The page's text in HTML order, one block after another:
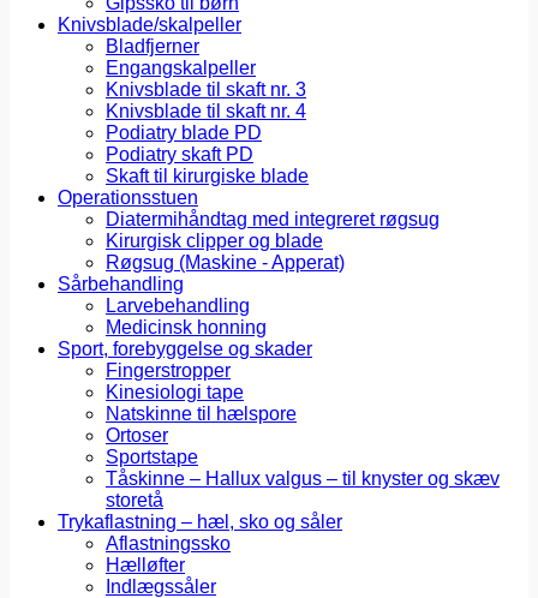
Knivsblade/skalpeller
Bladfjerner
Engangskalpeller
Knivsblade til skaft nr. 3
Knivsblade til skaft nr. 4
Podiatry blade PD
Podiatry skaft PD
Skaft til kirurgiske blade
Operationsstuen
Diatermihåndtag med integreret røgsug
Kirurgisk clipper og blade
Røgsug (Maskine - Apperat)
Sårbehandling
Larvebehandling
Medicinsk honning
Sport, forebyggelse og skader
Fingerstropper
Kinesiologi tape
Natskinne til hælspore
Ortoser
Sportstape
Tåskinne – Hallux valgus – til knyster og skæv
storetå
Trykaflastning – hæl, sko og såler
Aflastningssko
Hælløfter
Indlægssåler